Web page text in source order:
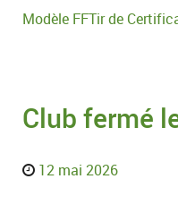
Modèle FFTir de
Club fermé
12 mai 2026